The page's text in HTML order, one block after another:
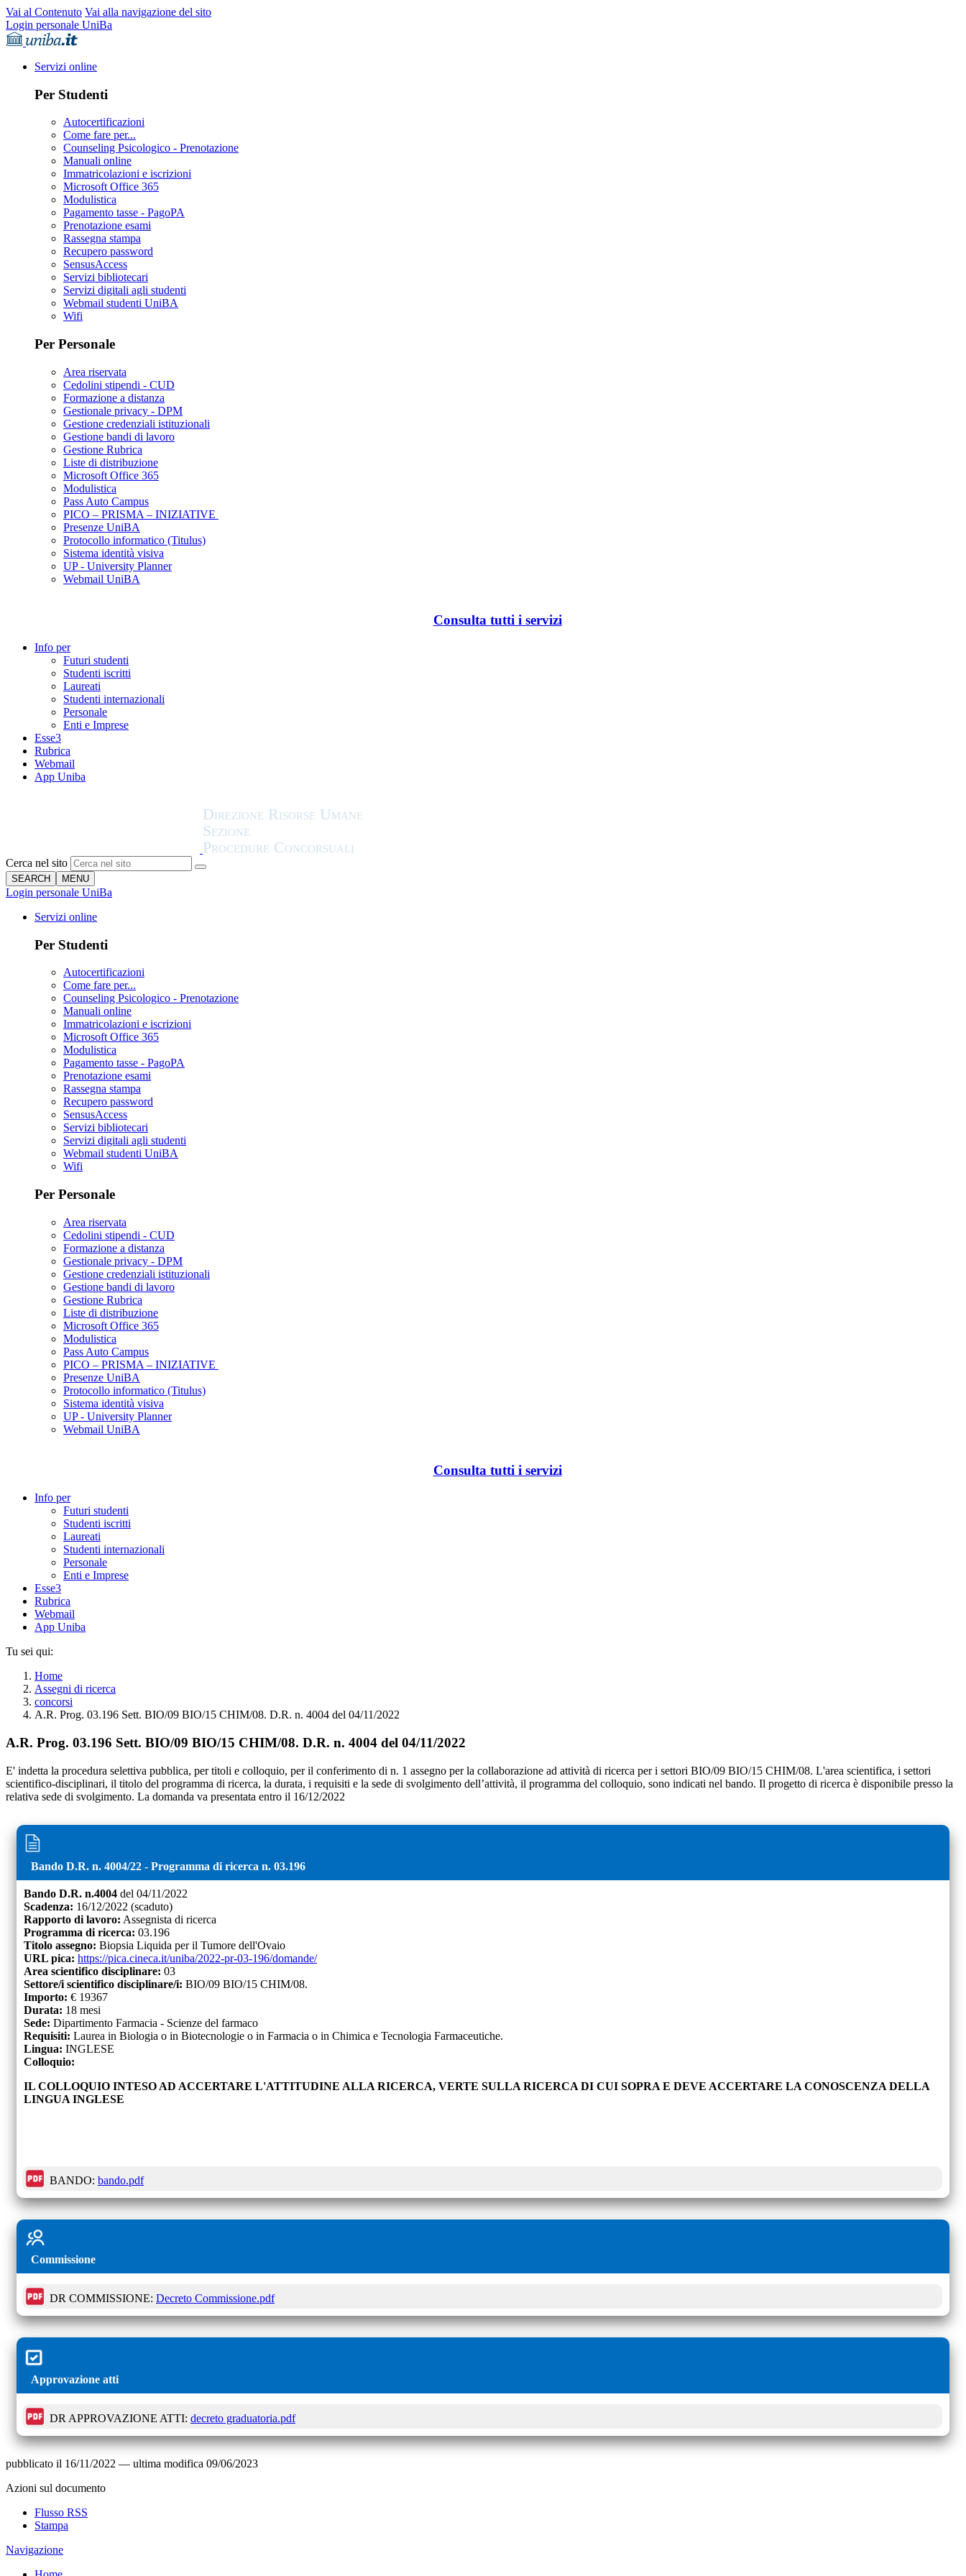
Vai al Contenuto Vai alla navigazione del sito
Login personale UniBa
Servizi online
Per Studenti
Autocertificazioni
Come fare per...
Counseling Psicologico - Prenotazione
Manuali online
Immatricolazioni e iscrizioni
Microsoft Office 365
Modulistica
Pagamento tasse - PagoPA
Prenotazione esami
Rassegna stampa
Recupero password
SensusAccess
Servizi bibliotecari
Servizi digitali agli studenti
Webmail studenti UniBA
Wifi
Per Personale
Area riservata
Cedolini stipendi - CUD
Formazione a distanza
Gestionale privacy - DPM
Gestione credenziali istituzionali
Gestione bandi di lavoro
Gestione Rubrica
Liste di distribuzione
Microsoft Office 365
Modulistica
Pass Auto Campus
PICO – PRISMA – INIZIATIVE
Presenze UniBA
Protocollo informatico (Titulus)
Sistema identità visiva
UP - University Planner
Webmail UniBA
Consulta tutti i servizi
Info per
Futuri studenti
Studenti iscritti
Laureati
Studenti internazionali
Personale
Enti e Imprese
Esse3
Rubrica
Webmail
App Uniba
Cerca nel sito
SEARCH MENU
Login personale UniBa
Servizi online
Per Studenti
Autocertificazioni
Come fare per...
Counseling Psicologico - Prenotazione
Manuali online
Immatricolazioni e iscrizioni
Microsoft Office 365
Modulistica
Pagamento tasse - PagoPA
Prenotazione esami
Rassegna stampa
Recupero password
SensusAccess
Servizi bibliotecari
Servizi digitali agli studenti
Webmail studenti UniBA
Wifi
Per Personale
Area riservata
Cedolini stipendi - CUD
Formazione a distanza
Gestionale privacy - DPM
Gestione credenziali istituzionali
Gestione bandi di lavoro
Gestione Rubrica
Liste di distribuzione
Microsoft Office 365
Modulistica
Pass Auto Campus
PICO – PRISMA – INIZIATIVE
Presenze UniBA
Protocollo informatico (Titulus)
Sistema identità visiva
UP - University Planner
Webmail UniBA
Consulta tutti i servizi
Info per
Futuri studenti
Studenti iscritti
Laureati
Studenti internazionali
Personale
Enti e Imprese
Esse3
Rubrica
Webmail
App Uniba
Tu sei qui:
Home
Assegni di ricerca
concorsi
A.R. Prog. 03.196 Sett. BIO/09 BIO/15 CHIM/08. D.R. n. 4004 del 04/11/2022
A.R. Prog. 03.196 Sett. BIO/09 BIO/15 CHIM/08. D.R. n. 4004 del 04/11/2022
E' indetta la procedura selettiva pubblica, per titoli e colloquio, per il conferimento di n. 1 assegno per la collaborazione ad attività di ricerca per i settori BIO/09 BIO/15 CHIM/08. L'area scientifica, i settori
scientifico-disciplinari, il titolo del programma di ricerca, la durata, i requisiti e la sede di svolgimento dell’attività, il programma del colloquio, sono indicati nel bando. Il progetto di ricerca è disponibile presso la
relativa sede di svolgimento. La domanda va presentata entro il 16/12/2022
Bando D.R. n. 4004/22 - Programma di ricerca n. 03.196
Bando D.R. n.4004 del 04/11/2022
Scadenza: 16/12/2022 (scaduto)
Rapporto di lavoro: Assegnista di ricerca
Programma di ricerca: 03.196
Titolo assegno: Biopsia Liquida per il Tumore dell'Ovaio
URL pica: https://pica.cineca.it/uniba/2022-pr-03-196/domande/
Area scientifico disciplinare: 03
Settore/i scientifico disciplinare/i: BIO/09 BIO/15 CHIM/08.
Importo: € 19367
Durata: 18 mesi
Sede: Dipartimento Farmacia - Scienze del farmaco
Requisiti: Laurea in Biologia o in Biotecnologie o in Farmacia o in Chimica e Tecnologia Farmaceutiche.
Lingua: INGLESE
Colloquio:
IL COLLOQUIO INTESO AD ACCERTARE L'ATTITUDINE ALLA RICERCA, VERTE SULLA RICERCA DI CUI SOPRA E DEVE ACCERTARE LA CONOSCENZA DELLA
LINGUA INGLESE
BANDO: bando.pdf
Commissione
DR COMMISSIONE: Decreto Commissione.pdf
Approvazione atti
DR APPROVAZIONE ATTI: decreto graduatoria.pdf
pubblicato il 16/11/2022 — ultima modifica 09/06/2023
Azioni sul documento
Flusso RSS
Stampa
Navigazione